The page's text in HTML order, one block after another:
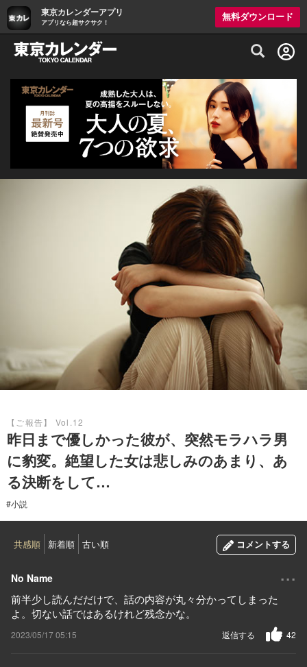
東京カレンダーアプリ
アプリなら超サクサク！
無料ダウンロード
グルメ情報・プレミアムレストラン予約
【ご報告】 Vol.12
昨日まで優しかった彼が、突然モラハラ男
に豹変。絶望した女は悲しみのあまり、あ
る決断をして…
#小説
共感順 新着順 古い順 コメントする
No Name ...
前半少し読んだだけで、話の内容が丸々分かってしまった
よ。切ない話ではあるけれど残念かな。
2023/05/17 05:15 42
返信する